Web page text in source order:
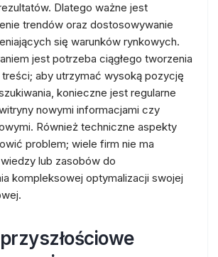
Dlatego ważne jest
trendów oraz dostosowywanie
się warunków rynkowych.
jest potrzeba ciągłego tworzenia
aby utrzymać wysoką pozycję
konieczne jest regularne
nowymi informacjami czy
Również techniczne aspekty
problem; wiele firm nie ma
lub zasobów do
kompleksowej optymalizacji swojej